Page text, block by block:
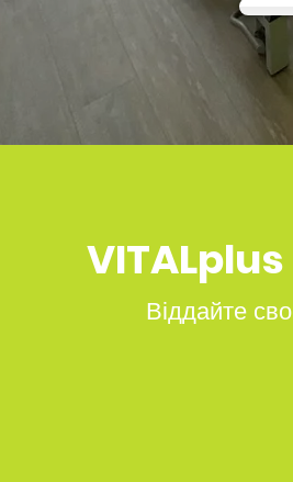
Віддайте